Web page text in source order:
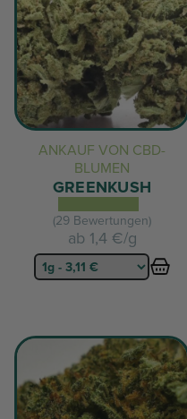
ANKAUF VON CBD-
BLUMEN
GREENKUSH
(29 Bewertungen)
ab 1,4 €/g